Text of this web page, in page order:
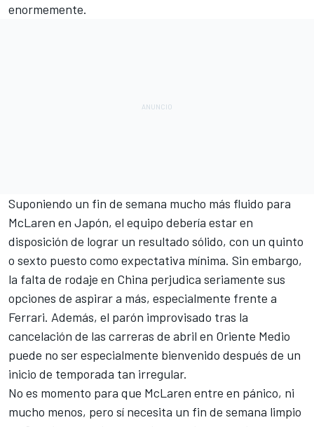
enormemente.
Suponiendo un fin de semana mucho más fluido para
McLaren en Japón, el equipo debería estar en
disposición de lograr un resultado sólido, con un quinto
o sexto puesto como expectativa mínima. Sin embargo,
la falta de rodaje en China perjudica seriamente sus
opciones de aspirar a más, especialmente frente a
Ferrari. Además, el parón improvisado tras la
cancelación de las carreras de abril en Oriente Medio
puede no ser especialmente bienvenido después de un
inicio de temporada tan irregular.
No es momento para que McLaren entre en pánico, ni
mucho menos, pero sí necesita un fin de semana limpio